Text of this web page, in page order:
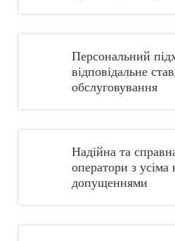
Персональний
відповідальне
обслуговування
Надійна та
оператори з усіма
допущеннями